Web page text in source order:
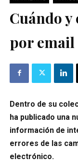
Cuándo
por email
Dentro de su
ha publicado una
información de
errores de las
electrónico.